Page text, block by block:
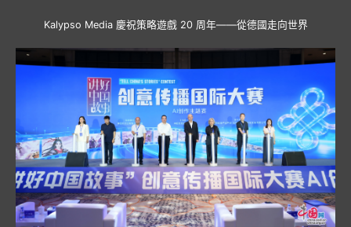
Kalypso Media 慶祝策略遊戲 20 周年——從德國走向世界